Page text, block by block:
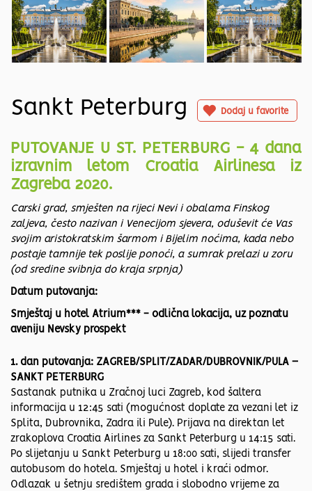
Sankt Peterburg Dodaj u favorite
PUTOVANJE U ST. PETERBURG - 4 dana
izravnim letom Croatia Airlinesa iz
Zagreba 2020.
Carski grad, smješten na rijeci Nevi i obalama Finskog
zaljeva, često nazivan i Venecijom sjevera, oduševit će Vas
svojim aristokratskim šarmom i Bijelim noćima, kada nebo
postaje tamnije tek poslije ponoći, a sumrak prelazi u zoru
(od sredine svibnja do kraja srpnja)
Datum putovanja:
Smještaj u hotel Atrium*** - odlična lokacija, uz poznatu
aveniju Nevsky prospekt
1. dan putovanja: ZAGREB/SPLIT/ZADAR/DUBROVNIK/PULA –
SANKT PETERBURG
Sastanak putnika u Zračnoj luci Zagreb, kod šaltera
informacija u 12:45 sati (mogućnost doplate za vezani let iz
Splita, Dubrovnika, Zadra ili Pule). Prijava na direktan let
zrakoplova Croatia Airlines za Sankt Peterburg u 14:15 sati.
Po slijetanju u Sankt Peterburg u 18:00 sati, slijedi transfer
autobusom do hotela. Smještaj u hotel i kraći odmor.
Odlazak u šetnju središtem grada i slobodno vrijeme za